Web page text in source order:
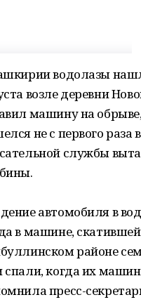
водолазы
возле деревни
машину на
не с первого
службы
автомобиля в
в машине,
районе
спали, когда их
пресс-